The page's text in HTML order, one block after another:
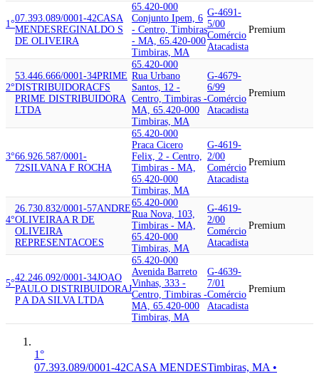
1°
07.393.089/0001-42CASA
MENDESREGINALDO S
DE OLIVEIRA
65.420-000
Conjunto Ipem, 6
- Centro, Timbiras
- MA, 65.420-000
Timbiras, MA
G-4691-
5/00
Comércio
Atacadista
Premium
2°
53.446.666/0001-34PRIME
DISTRIBUIDORACFS
PRIME DISTRIBUIDORA
LTDA
65.420-000
Rua Urbano
Santos, 12 -
Centro, Timbiras -
MA, 65.420-000
Timbiras, MA
G-4679-
6/99
Comércio
Atacadista
Premium
3°66.926.587/0001-
72SILVANA F ROCHA
65.420-000
Praca Cicero
Felix, 2 - Centro,
Timbiras - MA,
65.420-000
Timbiras, MA
G-4619-
2/00
Comércio
Atacadista
Premium
4°
26.730.832/0001-57ANDRE
OLIVEIRAA R DE
OLIVEIRA
REPRESENTACOES
65.420-000
Rua Nova, 103,
Timbiras - MA,
65.420-000
Timbiras, MA
G-4619-
2/00
Comércio
Atacadista
Premium
5°
42.246.092/0001-34JOAO
PAULO DISTRIBUIDORAJ
P A DA SILVA LTDA
65.420-000
Avenida Barreto
Vinhas, 333 -
Centro, Timbiras -
MA, 65.420-000
Timbiras, MA
G-4639-
7/01
Comércio
Atacadista
Premium
1°
07.393.089/0001-42CASA MENDESTimbiras, MA •